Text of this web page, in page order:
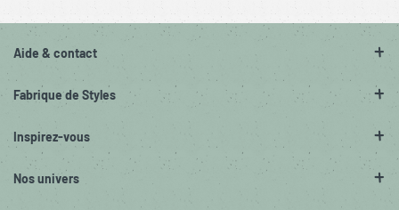
Aide & contact
Fabrique de Styles
Inspirez-vous
Nos univers